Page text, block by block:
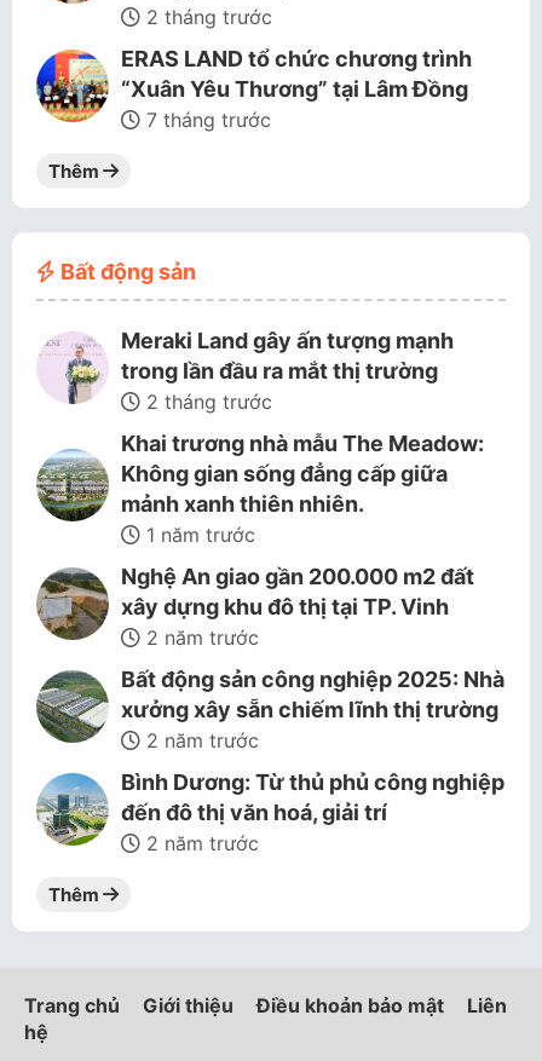
2 tháng trước
ERAS LAND tổ chức chương trình
“Xuân Yêu Thương” tại Lâm Đồng
7 tháng trước
Thêm
Bất động sản
Meraki Land gây ấn tượng mạnh
trong lần đầu ra mắt thị trường
2 tháng trước
Khai trương nhà mẫu The Meadow:
Không gian sống đẳng cấp giữa
mảnh xanh thiên nhiên.
1 năm trước
Nghệ An giao gần 200.000 m2 đất
xây dựng khu đô thị tại TP. Vinh
2 năm trước
Bất động sản công nghiệp 2025: Nhà
xưởng xây sẵn chiếm lĩnh thị trường
2 năm trước
Bình Dương: Từ thủ phủ công nghiệp
đến đô thị văn hoá, giải trí
2 năm trước
Thêm
Trang chủ Giới thiệu Điều khoản bảo mật
Liên
hệ